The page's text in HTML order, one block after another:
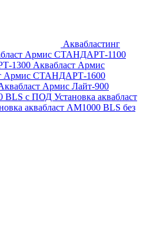
Аквабластинг
Армис СТАНДАРТ-1100
1300 Аквабласт Армис
Армис СТАНДАРТ-1600
Армис Лайт-900
BLS с ПОД Установка аквабласт
аквабласт AM1000 BLS без